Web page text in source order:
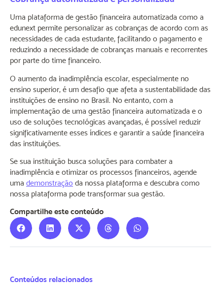
Uma plataforma de gestão financeira automatizada como a
edunext permite personalizar as cobranças de acordo com as
necessidades de cada estudante, facilitando o pagamento e
reduzindo a necessidade de cobranças manuais e recorrentes
por parte do time financeiro.
O aumento da inadimplência escolar, especialmente no
ensino superior, é um desafio que afeta a sustentabilidade das
instituições de ensino no Brasil. No entanto, com a
implementação de uma gestão financeira automatizada e o
uso de soluções tecnológicas avançadas, é possível reduzir
significativamente esses índices e garantir a saúde financeira
das instituições.
Se sua instituição busca soluções para combater a
inadimplência e otimizar os processos financeiros, agende
uma demonstração da nossa plataforma e descubra como
nossa plataforma pode transformar sua gestão.
Compartilhe este conteúdo
Conteúdos relacionados